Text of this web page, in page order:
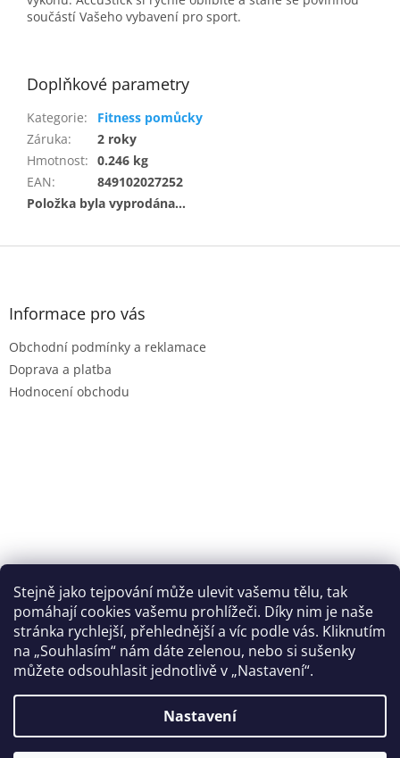
Stejně jako tejpování může ulevit vašemu tělu, tak
pomáhají cookies vašemu prohlížeči. Díky nim je naše
stránka rychlejší, přehlednější a víc podle vás. Kliknutím
na „Souhlasím“ nám dáte zelenou, nebo si sušenky
můžete odsouhlasit jednotlivě v „Nastavení“.
Nastavení
součástí Vašeho vybavení pro sport.
Doplňkové parametry
Kategorie:
Fitness pomůcky
Záruka:
2 roky
Hmotnost: 0.246 kg
EAN:
849102027252
Položka byla vyprodána…
Z
Informace pro vás
Obchodní podmínky a reklamace
Doprava a platba
Hodnocení obchodu
Vytvořil Shoptet